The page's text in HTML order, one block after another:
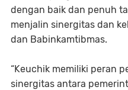
dengan baik dan penuh
menjalin sinergitas dan
dan Babinkamtibmas.
“Keuchik memiliki peran
sinergitas antara